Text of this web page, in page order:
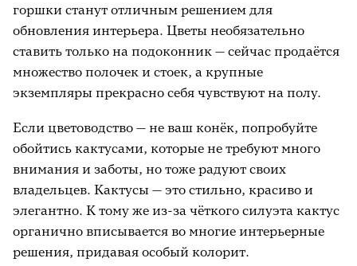
горшки станут отличным решением для
обновления интерьера. Цветы необязательно
ставить только на подоконник — сейчас продаётся
множество полочек и стоек, а крупные
экземпляры прекрасно себя чувствуют на полу.
Если цветоводство — не ваш конёк, попробуйте
обойтись кактусами, которые не требуют много
внимания и заботы, но тоже радуют своих
владельцев. Кактусы — это стильно, красиво и
элегантно. К тому же из-за чёткого силуэта кактус
органично вписывается во многие интерьерные
решения, придавая особый колорит.